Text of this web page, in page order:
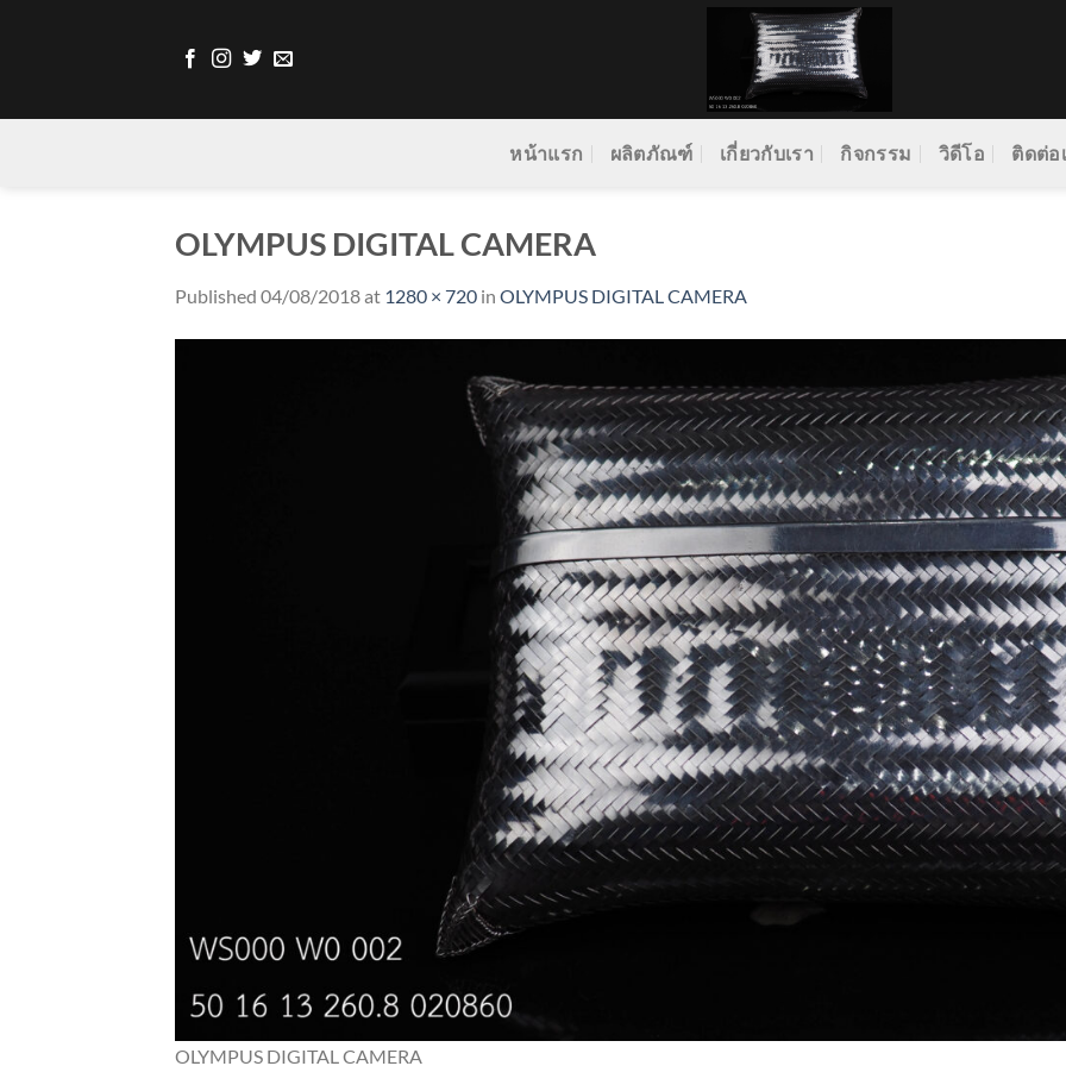
หน้าแรก ผลิตภัณฑ์ เกี่ยวกับเรา กิจกรรม วิดีโอ ติดต่อ
OLYMPUS DIGITAL CAMERA
Published 04/08/2018at 1280 × 720 in OLYMPUS DIGITAL CAMERA
OLYMPUS DIGITAL CAMERA